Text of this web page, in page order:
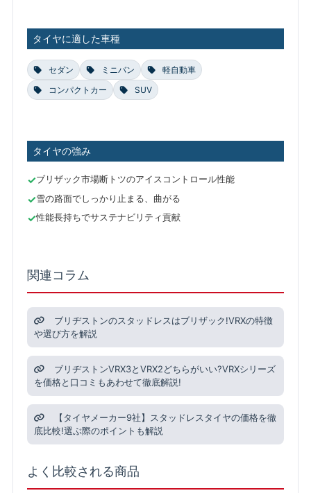
タイヤに適した車種
セダン ミニバン
軽自動車
コンパクトカー
SUV
タイヤの強み
ブリザック市場断トツのアイスコントロール性能
雪の路面でしっかり止まる、曲がる
性能長持ちでサステナビリティ貢献
関連コラム
ブリヂストンのスタッドレスはブリザック!VRXの特徴
や選び方を解説
ブリヂストンVRX3とVRX2どちらがいい?VRXシリーズ
を価格と口コミもあわせて徹底解説!
【タイヤメーカー9社】スタッドレスタイヤの価格を徹
底比較!選ぶ際のポイントも解説
よく比較される商品